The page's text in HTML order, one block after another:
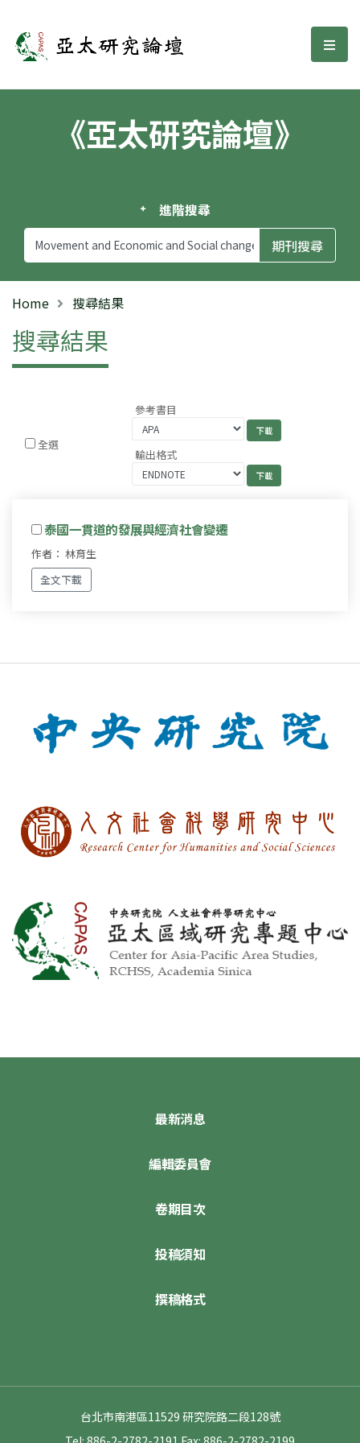
亞太研究論壇 選
《亞太研究論壇》
進階搜尋
Home 搜尋結果
搜尋結果
全選
參考書目
輸出格式
泰國一貫道的發展與經濟社會變遷
作者： 林育生
全文下載
最新消息
編輯委員會
卷期目次
投稿須知
撰稿格式
台北市南港區11529 研究院路二段128號